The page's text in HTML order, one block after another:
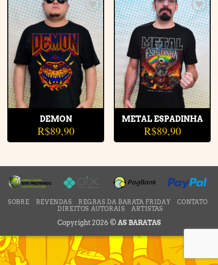
Adicionar
à lista de
desejos
DEMON
R$89,90
Adicionar
à lista de
desejos
METAL ESPADINHA
R$89,90
SOBRE REVENDAS REGRAS DA BARATA FRIDAY
CONTATO
DIREITOS AUTORAIS
ARTISTAS
Copyright 2026 ©AS BARATAS